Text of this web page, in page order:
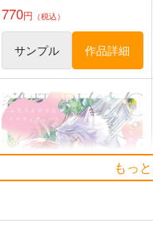
770円 （税込）
サンプル 作品詳細
もっ